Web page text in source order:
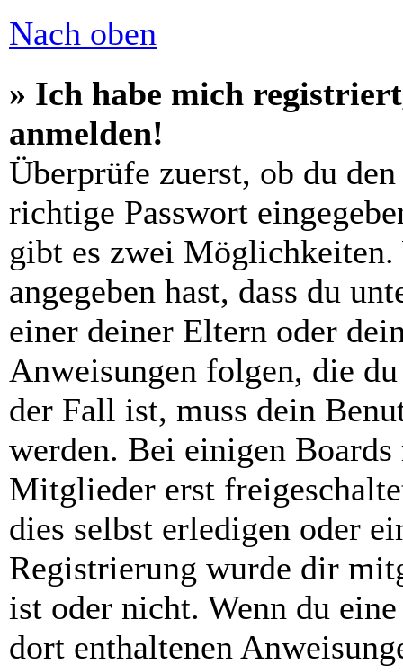
Nach oben
» Ich habe mich
anmelden!
Überprüfe zuerst, ob du
richtige Passwort
gibt es zwei
angegeben hast, dass du
einer deiner Eltern oder
Anweisungen folgen, die
der Fall ist, muss dein
werden. Bei einigen Boards
Mitglieder erst
dies selbst erledigen oder
Registrierung wurde dir
ist oder nicht. Wenn du
dort enthaltenen